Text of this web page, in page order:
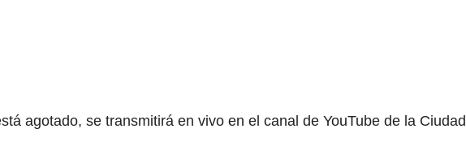
agotado, se transmitirá en vivo en el canal de YouTube de la Ciudad